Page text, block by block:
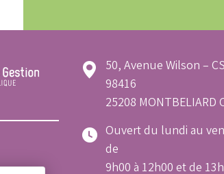
50, Avenue Wilson – CS
98416
25208 MONTBELIARD
Ouvert du lundi au
de
9h00 à 12h00 et de